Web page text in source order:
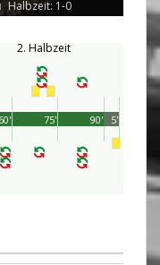
| Halbzeit: 1-0
2. Halbzeit
90'
60' 75' 5'